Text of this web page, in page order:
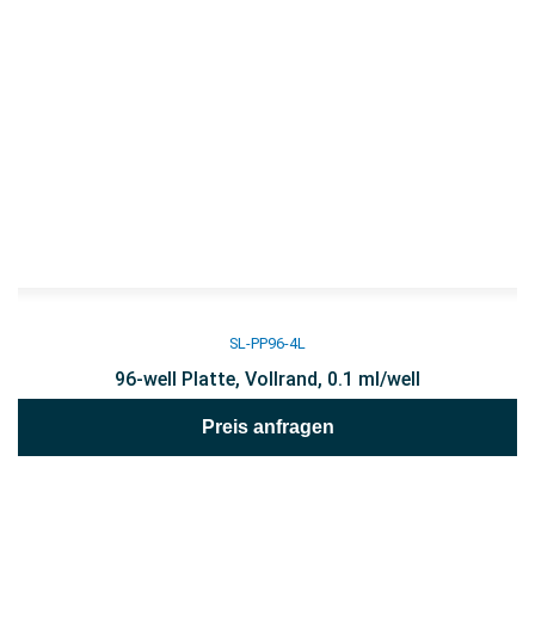
SL-PP96-4L
96-well Platte, Vollrand, 0.1 ml/well
Preis anfragen